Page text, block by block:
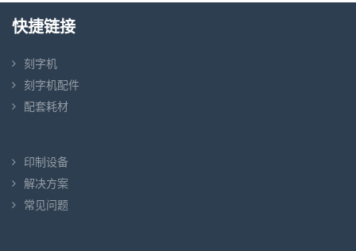
快捷链接
刻字机
刻字机配件
配套耗材
印制设备
解决方案
常见问题